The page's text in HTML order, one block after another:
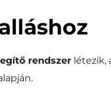
rendszer létezik,